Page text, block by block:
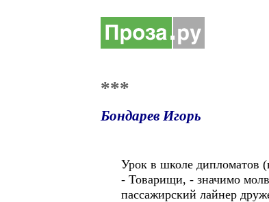
***
Бондарев Игорь
Урок в школе дипломатов
- Товарищи, - значимо
пассажирский лайнер